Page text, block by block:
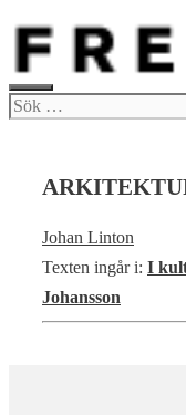
Hoppa
innehåll
MENY
Sök
Johan Linton
Texten ingår i: I
Johansson